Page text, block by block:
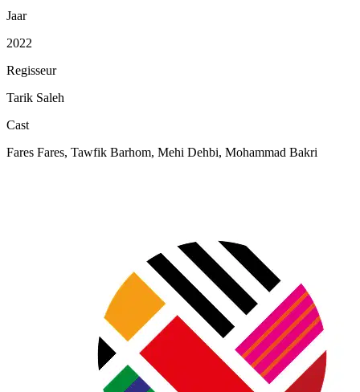
Jaar
2022
Regisseur
Tarik Saleh
Cast
Fares Fares, Tawfik Barhom, Mehi Dehbi, Mohammad Bakri